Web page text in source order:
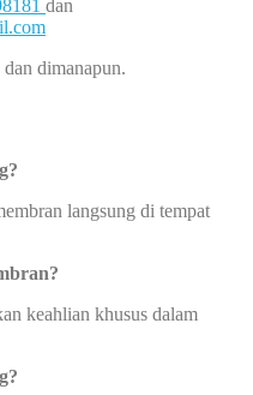
dan
dimanapun.
langsung di tempat
keahlian khusus dalam